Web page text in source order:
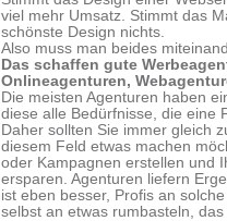
viel mehr Umsatz. Stimmt das
schönste Design nichts.
Also muss man beides
Das schaffen gute
Onlineagenturen,
Die meisten Agenturen haben
diese alle Bedürfnisse, die eine
Daher sollten Sie immer gleich
diesem Feld etwas machen
oder Kampagnen erstellen und
ersparen. Agenturen liefern
ist eben besser, Profis an
selbst an etwas rumbasteln,